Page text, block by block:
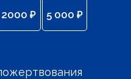
2000 ₽ 5 000 ₽